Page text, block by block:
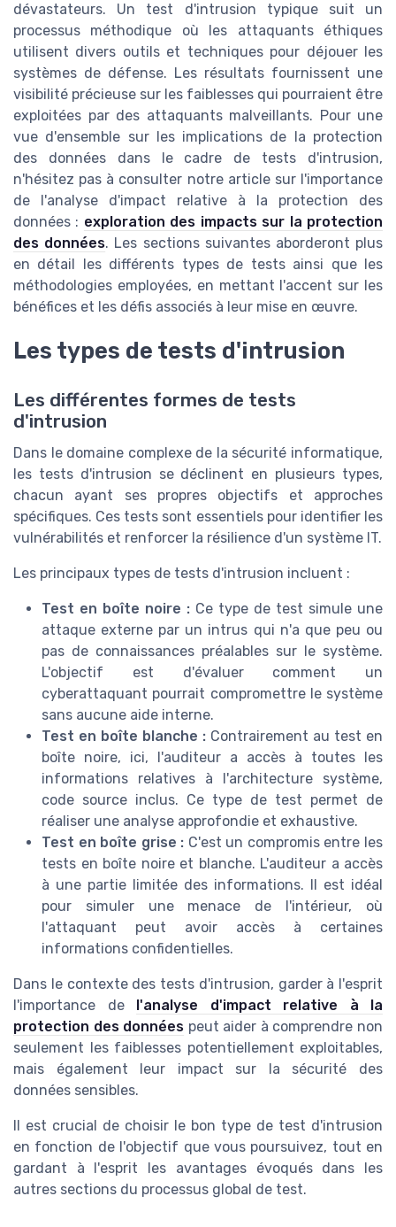
dévastateurs. Un test d'intrusion typique suit un
processus méthodique où les attaquants éthiques
utilisent divers outils et techniques pour déjouer les
systèmes de défense. Les résultats fournissent une
visibilité précieuse sur les faiblesses qui pourraient être
exploitées par des attaquants malveillants. Pour une
vue d'ensemble sur les implications de la protection
des données dans le cadre de tests d'intrusion,
n'hésitez pas à consulter notre article sur l'importance
de l'analyse d'impact relative à la protection des
données : exploration des impacts sur la protection
des données. Les sections suivantes aborderont plus
en détail les différents types de tests ainsi que les
méthodologies employées, en mettant l'accent sur les
bénéfices et les défis associés à leur mise en œuvre.
Les types de tests d'intrusion
Les différentes formes de tests
d'intrusion
Dans le domaine complexe de la sécurité informatique,
les tests d'intrusion se déclinent en plusieurs types,
chacun ayant ses propres objectifs et approches
spécifiques. Ces tests sont essentiels pour identifier les
vulnérabilités et renforcer la résilience d'un système IT.
Les principaux types de tests d'intrusion incluent :
Test en boîte noire : Ce type de test simule une
attaque externe par un intrus qui n'a que peu ou
pas de connaissances préalables sur le système.
L'objectif est d'évaluer comment un
cyberattaquant pourrait compromettre le système
sans aucune aide interne.
Test en boîte blanche : Contrairement au test en
boîte noire, ici, l'auditeur a accès à toutes les
informations relatives à l'architecture système,
code source inclus. Ce type de test permet de
réaliser une analyse approfondie et exhaustive.
Test en boîte grise : C'est un compromis entre les
tests en boîte noire et blanche. L'auditeur a accès
à une partie limitée des informations. Il est idéal
pour simuler une menace de l'intérieur, où
l'attaquant peut avoir accès à certaines
informations confidentielles.
Dans le contexte des tests d'intrusion, garder à l'esprit
l'importance de
l'analyse d'impact relative à la
protection des données peut aider à comprendre non
seulement les faiblesses potentiellement exploitables,
mais également leur impact sur la sécurité des
données sensibles.
Il est crucial de choisir le bon type de test d'intrusion
en fonction de l'objectif que vous poursuivez, tout en
gardant à l'esprit les avantages évoqués dans les
autres sections du processus global de test.